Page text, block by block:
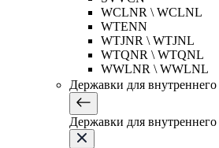
WCLNR \ WCLNL
WTENN
WTJNR \ WTJNL
WTQNR \ WTQNL
WWLNR \ WWLNL
Державки для внутреннего
Державки для внутреннего